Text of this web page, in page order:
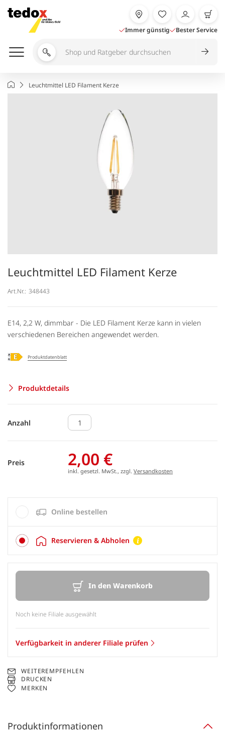
Inhalt
springen
Immer günstig Bester Service
Shop
durchsuchen
StartseiteLeuchtmittel LED Filament Kerze
Leuchtmittel LED Filament Kerze
Art.Nr.: 348443
E14, 2,2 W, dimmbar - Die LED Filament Kerze kann in vielen
verschiedenen Bereichen angewendet werden.
Produktdatenblatt
Produktdetails
Anzahl
Preis 2,00 €
inkl. gesetzl. MwSt., zzgl. Versandkosten
Online bestellen
Reservieren & Abholen
In den Warenkorb
Noch keine Filiale ausgewählt
Verfügbarkeit in anderer Filiale prüfen
WEITEREMPFEHLEN
DRUCKEN
MERKEN
Produktinformationen